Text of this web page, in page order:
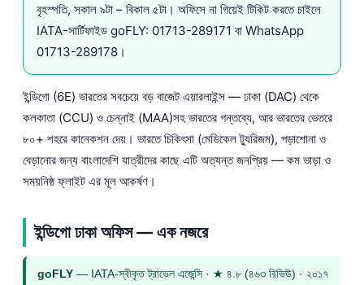
বৃহস্পতি, সকাল ৯টা – বিকাল ৫টা। অফিসে না গিয়েই টিকিট করতে চাইলে
IATA-সার্টিফাইড goFLY: 01713-289171 বা WhatsApp
01713-289178 ।
ইন্ডিগো (6E) ভারতের সবচেয়ে বড় বাজেট এয়ারলাইন্স — ঢাকা (DAC) থেকে
কলকাতা (CCU) ও চেন্নাই (MAA)সহ ভারতের গন্তব্যে, আর ভারতের ভেতরে
৮০+ শহরে কানেকশন দেয়। ভারতে চিকিৎসা (মেডিকেল ট্যুরিজম), পড়াশোনা ও
বেড়ানোর জন্য বাংলাদেশি যাত্রীদের কাছে এটি অত্যন্ত জনপ্রিয় — কম ভাড়া ও
সময়নিষ্ঠ ফ্লাইট এর মূল আকর্ষণ।
ইন্ডিগো ঢাকা অফিস — এক নজরে
goFLY — IATA-স্বীকৃত ট্রাভেল এজেন্সি · ★ ৪.৮ (৪৬৩ রিভিউ) · ২০১৭